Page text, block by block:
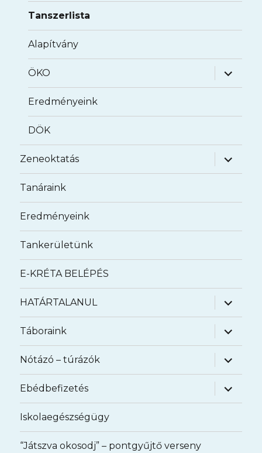
Tanszerlista
Alapítvány
ÖKO
almenü
Eredményeink
DÖK
Zeneoktatás
almenü
Tanáraink
Eredményeink
Tankerületünk
E-KRÉTA BELÉPÉS
HATÁRTALANUL
almenü
Táboraink
almenü
Nótázó – túrázók
almenü
Ebédbefizetés
almenü
Iskolaegészségügy
“Játszva okosodj” – pontgyűjtő verseny